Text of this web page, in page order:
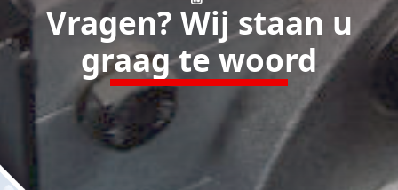
Vragen? Wij staan u
graag te woord